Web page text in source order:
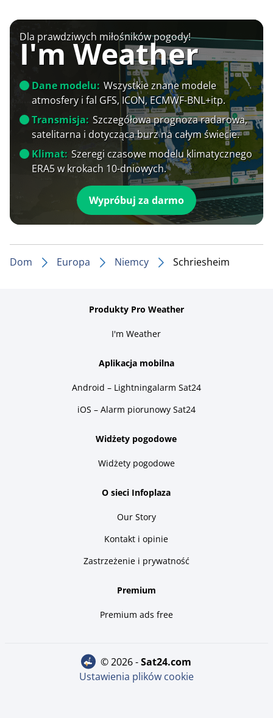
Dla prawdziwych miłośników pogody!
I'm Weather
Dane modelu: Wszystkie znane modele
atmosfery i fal GFS, ICON, ECMWF-BNL+itp.
Transmisja: Szczegółowa prognoza radarowa,
satelitarna i dotycząca burz na całym świecie.
Klimat: Szeregi czasowe modelu klimatycznego
ERA5 w krokach 10-dniowych.
Wypróbuj za darmo
Dom Europa Niemcy Schriesheim
Produkty Pro Weather
I'm Weather
Aplikacja mobilna
Android – Lightningalarm Sat24
iOS – Alarm piorunowy Sat24
Widżety pogodowe
Widżety pogodowe
O sieci Infoplaza
Our Story
Kontakt i opinie
Zastrzeżenie i prywatność
Premium
Premium ads free
© 2026 - sat24.com
Ustawienia plików cookie